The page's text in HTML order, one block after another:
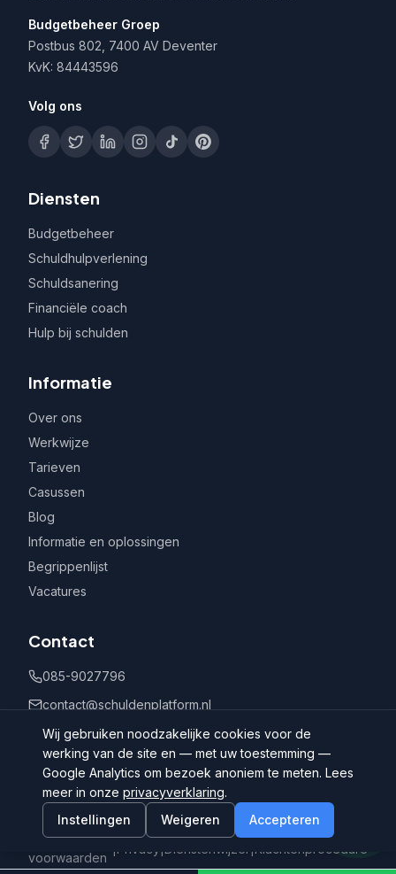
Budgetbeheer Groep
Postbus 802, 7400 AV Deventer
KvK: 84443596
Volg ons
Diensten
Budgetbeheer
Schuldhulpverlening
Schuldsanering
Financiële coach
Hulp bij schulden
Informatie
Over ons
Werkwijze
Tarieven
Casussen
Blog
Informatie en oplossingen
Begrippenlijst
Vacatures
Contact
085-9027796
contact@schuldenplatform.nl
Postbus 802, 7400 AV Deventer
©
Schuldenplatform.nl
Algemene
voorwaarden
|Privacy |Dienstenwijzer |Klachtenprocedure
Wij gebruiken noodzakelijke cookies voor de
werking van de site en — met uw toestemming —
Google Analytics om bezoek anoniem te meten. Lees
meer in onze privacyverklaring.
Instellingen
Weigeren Accepteren